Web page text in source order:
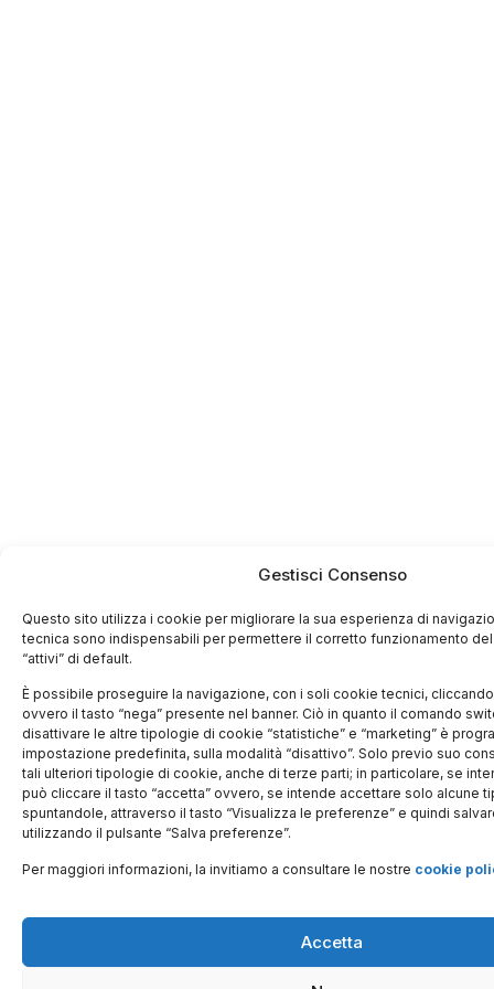
Gestisci Consenso
Questo sito utilizza i cookie per migliorare la sua esperienza di
tecnica sono indispensabili per permettere il corretto funzionamento
“attivi” di default.
È possibile proseguire la navigazione, con i soli cookie tecnici, cliccando
ovvero il tasto “nega” presente nel banner. Ciò in quanto il comando
disattivare le altre tipologie di cookie “statistiche” e “marketing” è
impostazione predefinita, sulla modalità “disattivo”. Solo previo suo
tali ulteriori tipologie di cookie, anche di terze parti; in particolare, se
può cliccare il tasto “accetta” ovvero, se intende accettare solo alcune
spuntandole, attraverso il tasto “Visualizza le preferenze” e quindi
utilizzando il pulsante “Salva preferenze”.
Per maggiori informazioni, la invitiamo a consultare le nostre cookie
Accetta